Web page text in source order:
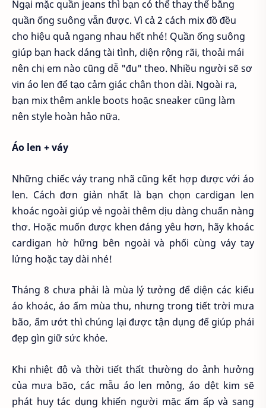
Ngại mặc quần jeans thì bạn có thể thay thế bằng
quần ống suông vẫn được. Vì cả 2 cách mix đồ đều
cho hiệu quả ngang nhau hết nhé! Quần ống suông
giúp bạn hack dáng tài tình, diện rộng rãi, thoải mái
nên chị em nào cũng dễ "đu" theo. Nhiều người sẽ sơ
vin áo len để tạo cảm giác chân thon dài. Ngoài ra,
bạn mix thêm ankle boots hoặc sneaker cũng làm
nên style hoàn hảo nữa.
Áo len + váy
Những chiếc váy trang nhã cũng kết hợp được với áo
len. Cách đơn giản nhất là bạn chọn cardigan len
khoác ngoài giúp vẻ ngoài thêm dịu dàng chuẩn nàng
thơ. Hoặc muốn được khen đáng yêu hơn, hãy khoác
cardigan hờ hững bên ngoài và phối cùng váy tay
lửng hoặc tay dài nhé!
Tháng 8 chưa phải là mùa lý tưởng để diện các kiểu
áo khoác, áo ấm mùa thu, nhưng trong tiết trời mưa
bão, ẩm ướt thì chúng lại được tận dụng để giúp phái
đẹp gìn giữ sức khỏe.
Khi nhiệt độ và thời tiết thất thường do ảnh hưởng
của mưa bão, các mẫu áo len mỏng, áo dệt kim sẽ
phát huy tác dụng khiến người mặc ấm ấp và sang